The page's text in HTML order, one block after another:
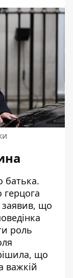
батька.
герцога
заявив, що
роль
що
важкій